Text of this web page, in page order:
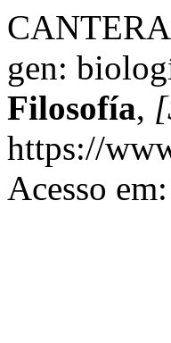
gen:
Filosofía,
https://
Acesso